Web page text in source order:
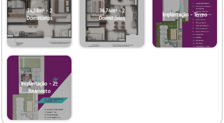
34,38m² - 2
Dormitórios
36,74m² - 2
Dormitórios
Implantação - Térreo
Implantação - 2º
Pavimento